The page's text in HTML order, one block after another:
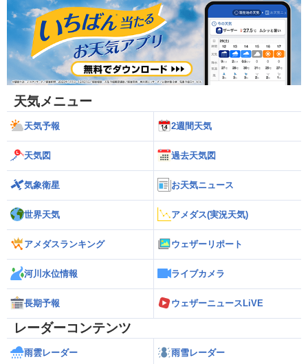
天気メニュー
天気予報 2週間天気
天気図 過去天気図
気象衛星 お天気ニュース
世界天気 アメダス(実況天気)
アメダスランキング ウェザーリポート
河川水位情報 ライブカメラ
長期予報 ウェザーニュースLiVE
レーダーコンテンツ
雨雲レーダー 雨雪レーダー